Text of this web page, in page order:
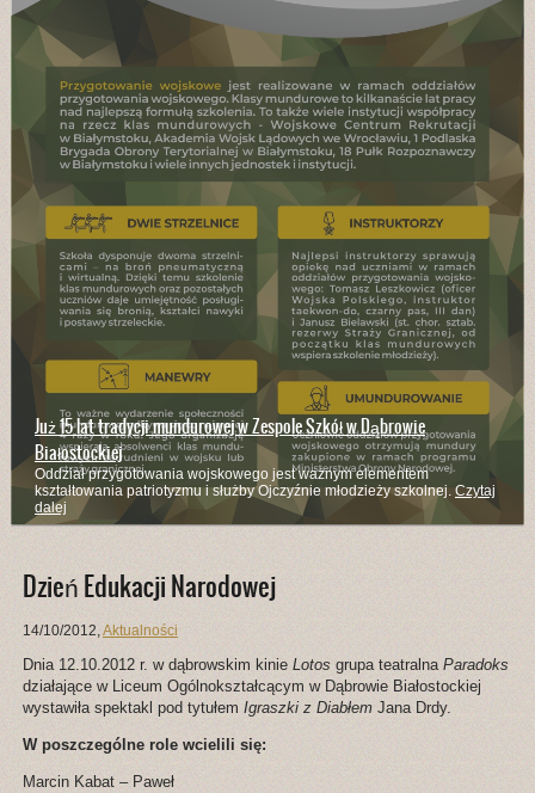
Już 15 lat tradycji mundurowej w Zespole Szkół w Dąbrowie
Białostockiej
Oddział przygotowania wojskowego jest ważnym elementem
kształtowania patriotyzmu i służby Ojczyźnie młodzieży szkolnej. Czytaj
dalej
Dzień Edukacji Narodowej
14/10/2012,Aktualności
Dnia 12.10.2012 r. w dąbrowskim kinie Lotos grupa teatralna Paradoks
działające w Liceum Ogólnokształcącym w Dąbrowie Białostockiej
wystawiła spektakl pod tytułem Igraszki z DiabłemJana Drdy.
W poszczególne role wcielili się:
Marcin Kabat – Paweł